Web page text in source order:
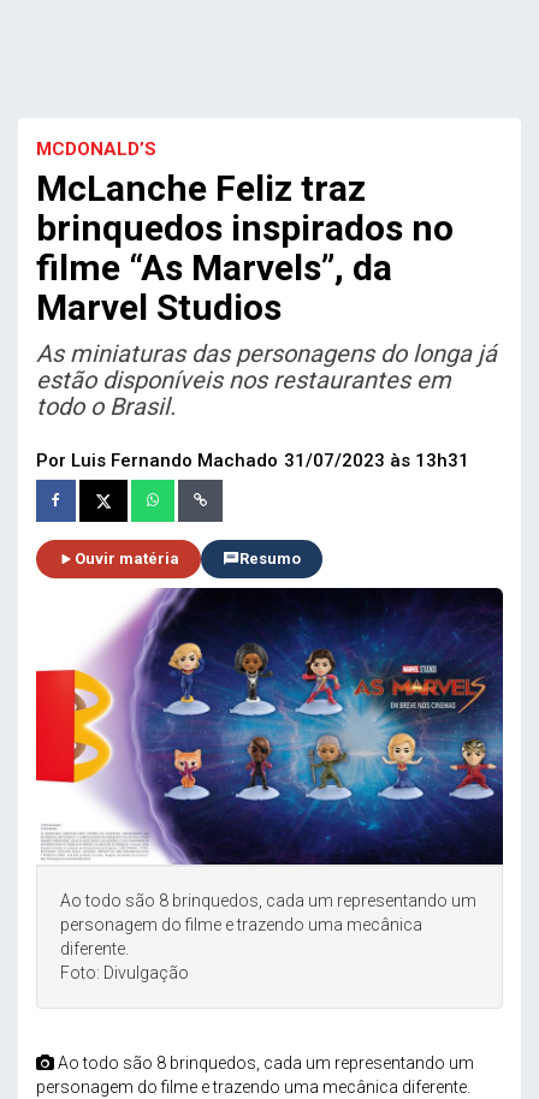
MCDONALD’S
McLanche Feliz traz
brinquedos inspirados no
filme “As Marvels”, da
Marvel Studios
As miniaturas das personagens do longa já
estão disponíveis nos restaurantes em
todo o Brasil.
Por Luis Fernando Machado 31/07/2023 às 13h31
Ouvir matéria Resumo
Ao todo são 8 brinquedos, cada um representando um
personagem do filme e trazendo uma mecânica
diferente.
Foto: Divulgação
Ao todo são 8 brinquedos, cada um representando um
personagem do filme e trazendo uma mecânica diferente.